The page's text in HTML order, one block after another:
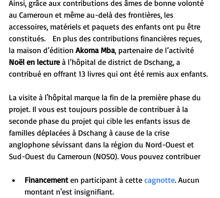
Ainsi, grâce aux contributions des âmes de bonne volonté
au Cameroun et même au-delà des frontières, les
accessoires, matériels et paquets des enfants ont pu être
constitués.   En plus des contributions financières reçues,
la maison d’édition Akoma Mba, partenaire de l’activité
Noël en lecture à l’hôpital de district de Dschang, a
contribué en offrant 13 livres qui ont été remis aux enfants.
La visite à l'hôpital marque la fin de la première phase du
projet. Il vous est toujours possible de contribuer à la
seconde phase du projet qui cible les enfants issus de
familles déplacées à Dschang à cause de la crise
anglophone sévissant dans la région du Nord-Ouest et
Sud-Ouest du Cameroun (NOSO). Vous pouvez contribuer
Financement en participant à cette cagnotte. Aucun
montant n'est insignifiant.